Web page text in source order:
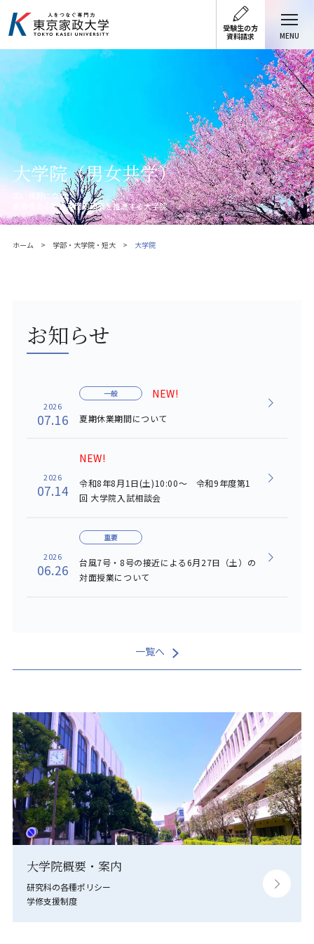
受験生の方
資料請求
MENU
大学院（男女共学）
広い視野に立ち、
創造性あふれる専門的研究を推進する大学院
ホーム 学部・大学院・短大 大学院
お知らせ
2026
07.16 夏期休業期間について
一般 NEW!
2026
07.14
令和8年8月1日(土)10:00～ 令和9年度第1
回 大学院入試相談会
NEW!
2026
06.26
台風7号・8号の接近による6月27日（土）の
対面授業について
重要
一覧へ
大学院概要・案内
研究科の各種ポリシー
学修支援制度